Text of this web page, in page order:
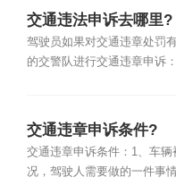
交通违法申诉去哪里?
驾驶员如果对交通违章处罚
的交警队进行交通违章申诉
交通违章申诉条件?
交通违章申诉条件：1、车
况，驾驶人需要做的一件事